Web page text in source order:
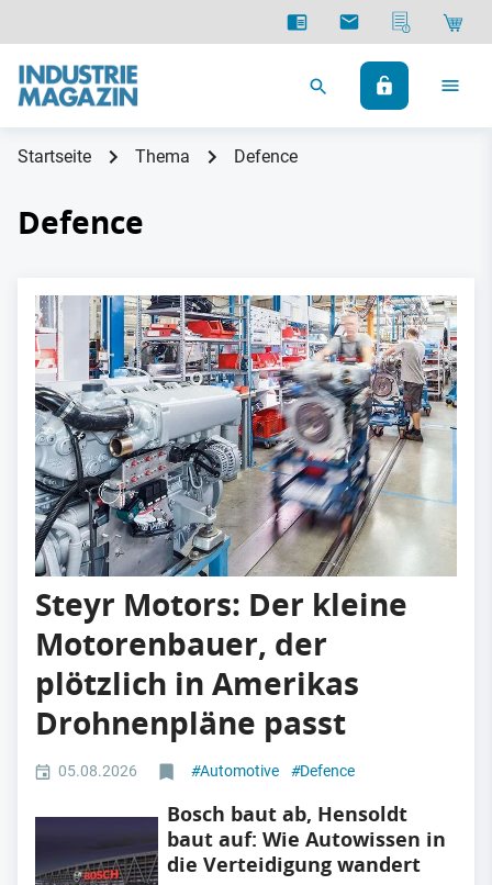
Startseite Thema Defence
Defence
Steyr Motors: Der kleine
Motorenbauer, der
plötzlich in Amerikas
Drohnenpläne passt
05.08.2026 #Automotive #Defence
Bosch baut ab, Hensoldt
baut auf: Wie Autowissen in
die Verteidigung wandert